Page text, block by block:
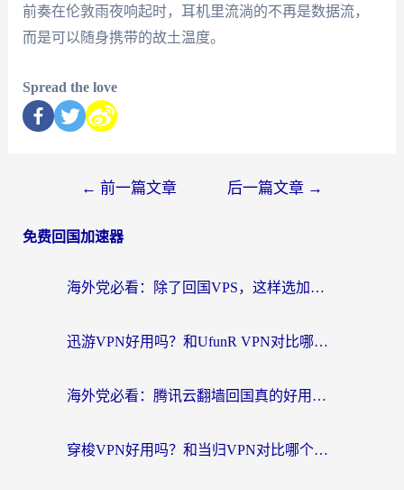
前奏在伦敦雨夜响起时，耳机里流淌的不再是数据流，
而是可以随身携带的故土温度。
Spread the love
← 前一篇文章 后一篇文章 →
免费回国加速器
海外党必看：除了回国VPS，这样选加速器也能无缝刷国内资源？
迅游VPN好用吗？和UfunR VPN对比哪个回国效果更好？海外党亲测避坑指南
海外党必看：腾讯云翻墙回国真的好用吗？+ 3步选对回国加速器指南
穿梭VPN好用吗？和当归VPN对比哪个回国效果更好？海外党亲测实用指南